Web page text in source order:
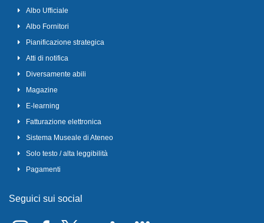
Albo Ufficiale
Albo Fornitori
Pianificazione strategica
Atti di notifica
Diversamente abili
Magazine
E-learning
Fatturazione elettronica
Sistema Museale di Ateneo
Solo testo / alta leggibilità
Pagamenti
Seguici sui social